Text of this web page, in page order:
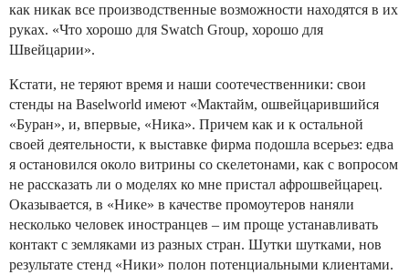
как никак все производственные возможности находятся в их
руках. «Что хорошо для Swatch Group, хорошо для
Швейцарии».
Кстати, не теряют время и наши соотечественники: свои
стенды на Baselworld имеют «Мактайм, ошвейцарившийся
«Буран», и, впервые, «Ника». Причем как и к остальной
своей деятельности, к выставке фирма подошла всерьез: едва
я остановился около витрины со скелетонами, как с вопросом
не рассказать ли о моделях ко мне пристал афрошвейцарец.
Оказывается, в «Нике» в качестве промоутеров наняли
несколько человек иностранцев – им проще устанавливать
контакт с земляками из разных стран. Шутки шутками, нов
результате стенд «Ники» полон потенциальными клиентами.